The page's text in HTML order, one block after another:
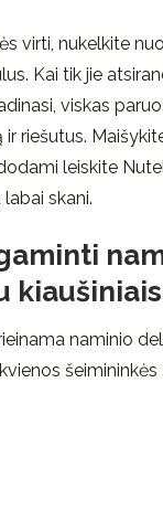
virti, nukelkite
Kai tik jie
viskas
riešutus.
leiskite
skani.
kiaušiniais
naminio